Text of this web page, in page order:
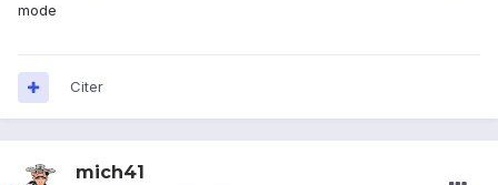
mode
Citer
mich41